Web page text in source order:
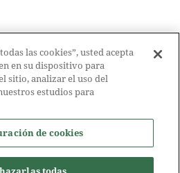
las cookies”, usted acepta
en su dispositivo para
sitio, analizar el uso del
estudios para
de cookies